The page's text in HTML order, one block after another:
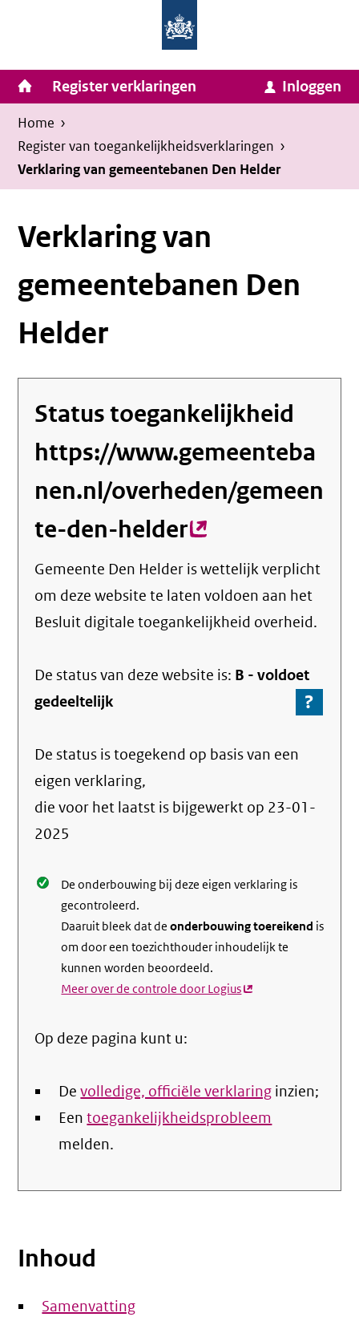
inhoud
van
Zaken
en
Koninkrijksrelaties
Homepage
van
Invulassistent
Toegankelijkheidsverklaring
Toegankelijkheidsverklaring
Hoofdnavigatie
Register verklaringen Inloggen
Kruimelpad
U
bevindt
zich
hier:
Home ›
Register van toegankelijkheids­verklaringen ›
Verklaring van gemeentebanen Den Helder
Verklaring van
gemeentebanen Den
Helder
Status toegankelijkheid
https://www.gemeenteba
nen.nl/overheden/gemeen
te-den-helder(externe
link)
Gemeente Den Helder is wettelijk verplicht
om deze website te laten voldoen aan het
Besluit digitale toegankelijkheid overheid.
De status van dezewebsite is: B -voldoet
gedeeltelijk
?
Ga
over
De status is toegekend op basis van een
eigen verklaring,
die voor het laatst is bijgewerkt op 23-01-
2025
De onderbouwing bij deze eigen verklaring is
gecontroleerd.
Daaruit bleek dat deonderbouwing toereikend is
om door een toezichthouder inhoudelijk te
kunnen worden beoordeeld.
Meer over de controle door Logius(externe
Op deze pagina kunt u:
Devolledige, officiële verklaring inzien;
Eentoegankelijkheidsprobleem
melden.
Inhoud
Samenvatting